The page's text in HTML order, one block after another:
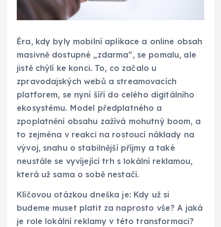
Éra, kdy byly mobilní aplikace a online obsah
masivně dostupné „zdarma“, se pomalu, ale
jistě chýlí ke konci. To, co začalo u
zpravodajských webů a streamovacích
platforem, se nyní šíří do celého digitálního
ekosystému. Model předplatného a
zpoplatnění obsahu zažívá mohutný boom, a
to zejména v reakci na rostoucí náklady na
vývoj, snahu o stabilnější příjmy a také
neustále se vyvíjející trh s lokální reklamou,
která už sama o sobě nestačí.
Klíčovou otázkou dneška je: Kdy už si
budeme muset platit za naprosto vše? A jaká
je role lokální reklamy v této transformaci?